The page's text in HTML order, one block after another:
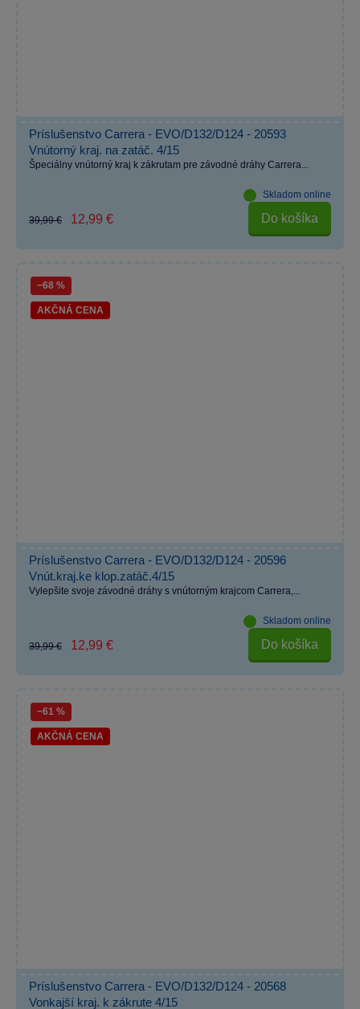
Príslušenstvo Carrera - EVO/D132/D124 - 20593
Vnútorný kraj. na zatáč. 4/15
Špeciálny vnútorný kraj k zákrutam pre závodné dráhy Carrera...
Skladom online
39,99 € 12,99 € Do košíka
−68 %
AKČNÁ CENA
Príslušenstvo Carrera - EVO/D132/D124 - 20596
Vnút.kraj.ke klop.zatáč.4/15
Vylepšite svoje závodné dráhy s vnútorným krajcom Carrera,...
Skladom online
39,99 € 12,99 € Do košíka
−61 %
AKČNÁ CENA
Príslušenstvo Carrera - EVO/D132/D124 - 20568
Vonkajší kraj. k zákrute 4/15